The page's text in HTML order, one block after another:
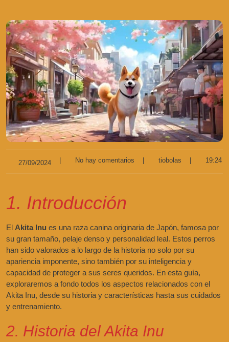
27/09/2024 No hay comentarios tiobolas 19:24
1. Introducción
El Akita Inu es una raza canina originaria de Japón, famosa por
su gran tamaño, pelaje denso y personalidad leal. Estos perros
han sido valorados a lo largo de la historia no solo por su
apariencia imponente, sino también por su inteligencia y
capacidad de proteger a sus seres queridos. En esta guía,
exploraremos a fondo todos los aspectos relacionados con el
Akita Inu, desde su historia y características hasta sus cuidados
y entrenamiento.
2. Historia del Akita Inu